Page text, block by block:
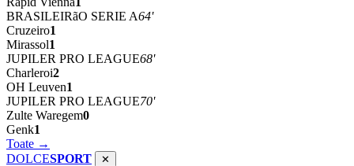
BRASILEIRãO SERIE A64'
Cruzeiro1
Mirassol1
JUPILER PRO LEAGUE68'
Charleroi2
OH Leuven1
JUPILER PRO LEAGUE70'
Zulte Waregem0
Genk1
Toate →
DOLCESPORT ✕